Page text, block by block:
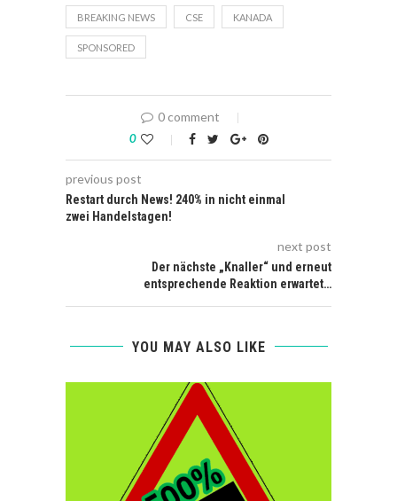
BREAKING NEWS CSE KANADA
SPONSORED
0 comment
0
previous post
Restart durch News! 240% in nicht einmal
zwei Handelstagen!
next post
Der nächste „Knaller“ und erneut
entsprechende Reaktion erwartet…
YOU MAY ALSO LIKE